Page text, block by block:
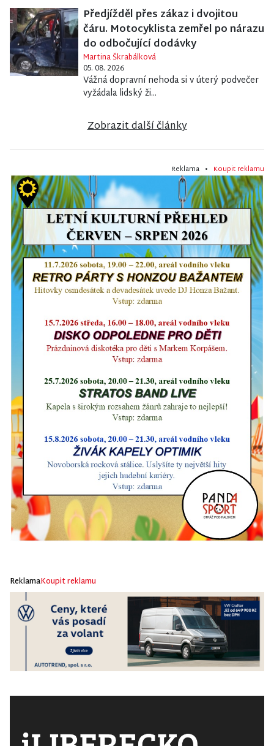
Předjížděl přes zákaz i dvojitou
čáru. Motocyklista zemřel po nárazu
do odbočující dodávky
Martina Škrabálková
05. 08. 2026
Vážná dopravní nehoda si v úterý podvečer
vyžádala lidský ži...
Zobrazit další články
Reklama • Koupit reklamu
ReklamaKoupit reklamu